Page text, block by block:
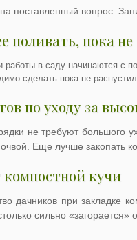
поставленный вопрос.
поливать, пока
работы в саду начинаются с
сделать пока не
по уходу за
не требуют большого
Еще лучше закопать
компостной кучи
дачников при закладке
сильно «загорается»